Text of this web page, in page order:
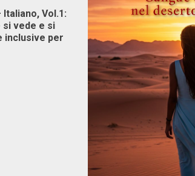
Vol.1:
si vede e si
inclusive per